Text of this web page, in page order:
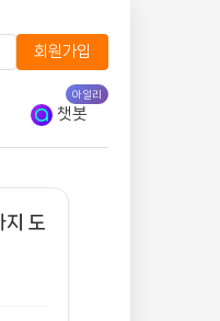
회원가입
챗봇
아일리
지 도